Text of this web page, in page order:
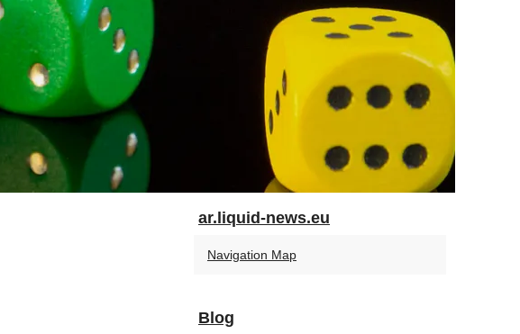
ar.liquid-news.eu
Navigation Map
Blog